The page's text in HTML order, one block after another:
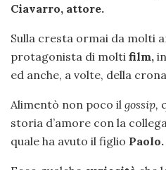
Ciavarro, attore.
Sulla cresta ormai da molti
protagonista di molti film,
ed anche, a volte, della
Alimentò non poco il gossip,
storia d’amore con la collega
quale ha avuto il figlio Paolo.